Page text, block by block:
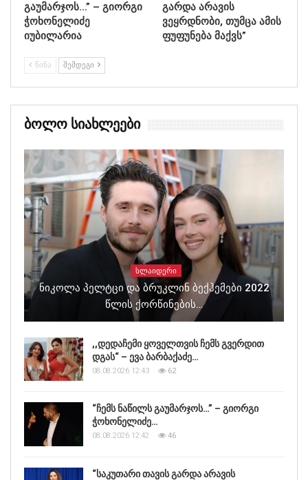
გაუმარჯოს…” – გიორგი
ჭოხონელიძე
იუბილარია
გარდა არავის
ვეყრდნობი, თუმცა ამის
ფუფუნება მაქვს”
ᲬᲘᲜᲐ ᲨᲔᲛᲓᲔᲒᲘ
Ბოლო Სიახლეები
ᲡᲚᲐᲘᲓᲔᲠᲘ
Ნიკოლა Პელტცი Და Ბრუკლინ Ბექჰემები 2022
Წლის Ქორწინების…
,,დედაჩემი ყოველთვის ჩემს გვერდით
დგას“ – ევა ბარბაქაძე…
08.08.2026 12:43 62
“ჩემს ნაწილს გაუმარჯოს…” – გიორგი
ჭოხონელიძე…
08.08.2026 12:42 46
“საკუთარი თავის გარდა არავის